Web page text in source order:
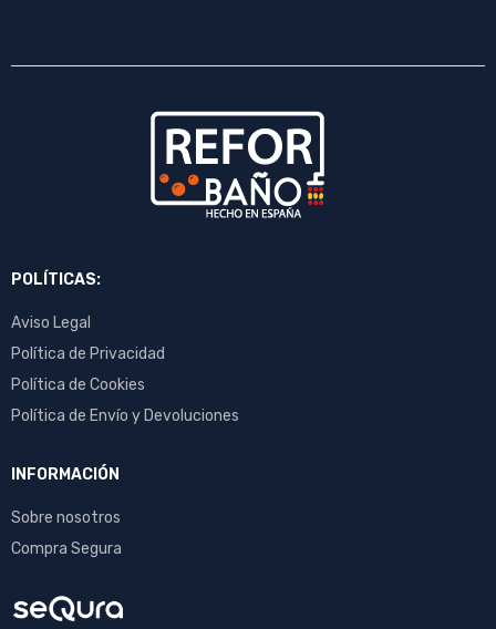
POLÍTICAS:
Aviso Legal
Política de Privacidad
Política de Cookies
Política de Envío y Devoluciones
INFORMACIÓN
Sobre nosotros
Compra Segura